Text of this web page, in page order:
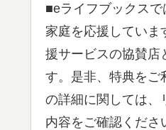
■eライフブックス
家庭を応援していま
援サービスの協賛店
す。是非、特典をご
の詳細に関しては、
内容をご確認くださ